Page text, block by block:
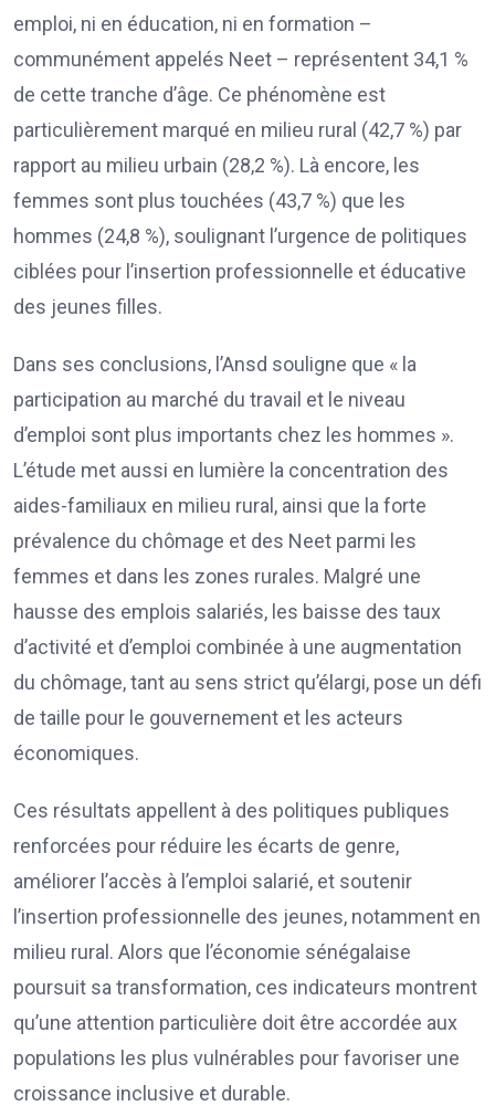
emploi, ni en éducation, ni en formation –
communément appelés Neet – représentent 34,1 %
de cette tranche d’âge. Ce phénomène est
particulièrement marqué en milieu rural (42,7 %) par
rapport au milieu urbain (28,2 %). Là encore, les
femmes sont plus touchées (43,7 %) que les
hommes (24,8 %), soulignant l’urgence de politiques
ciblées pour l’insertion professionnelle et éducative
des jeunes filles.
Dans ses conclusions, l’Ansd souligne que « la
participation au marché du travail et le niveau
d’emploi sont plus importants chez les hommes ».
L’étude met aussi en lumière la concentration des
aides-familiaux en milieu rural, ainsi que la forte
prévalence du chômage et des Neet parmi les
femmes et dans les zones rurales. Malgré une
hausse des emplois salariés, les baisse des taux
d’activité et d’emploi combinée à une augmentation
du chômage, tant au sens strict qu’élargi, pose un défi
de taille pour le gouvernement et les acteurs
économiques.
Ces résultats appellent à des politiques publiques
renforcées pour réduire les écarts de genre,
améliorer l’accès à l’emploi salarié, et soutenir
l’insertion professionnelle des jeunes, notamment en
milieu rural. Alors que l’économie sénégalaise
poursuit sa transformation, ces indicateurs montrent
qu’une attention particulière doit être accordée aux
populations les plus vulnérables pour favoriser une
croissance inclusive et durable.